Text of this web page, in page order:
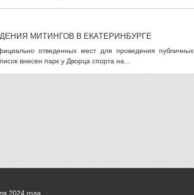
МИТИНГОВ В ЕКАТЕРИНБУРГЕ
отведенных мест для проведения публичных
внесен парк у Дворца спорта на...
2024 года.